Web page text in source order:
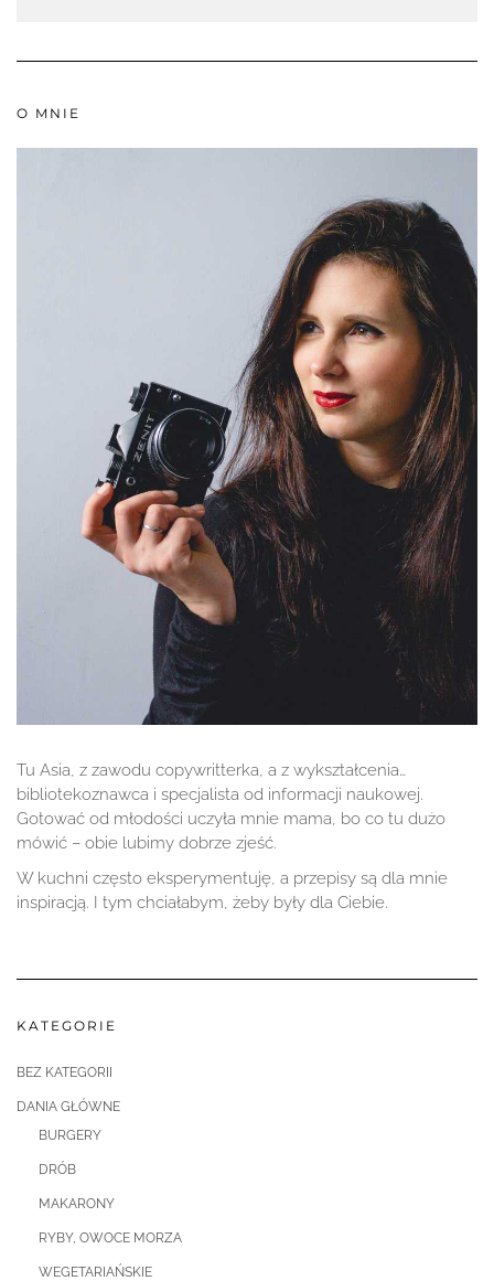
O MNIE
Tu Asia, z zawodu copywritterka, a z wykształcenia…
bibliotekoznawca i specjalista od informacji naukowej.
Gotować od młodości uczyła mnie mama, bo co tu dużo
mówić – obie lubimy dobrze zjeść.
W kuchni często eksperymentuję, a przepisy są dla mnie
inspiracją. I tym chciałabym, żeby były dla Ciebie.
KATEGORIE
BEZ KATEGORII
DANIA GŁÓWNE
BURGERY
DRÓB
MAKARONY
RYBY, OWOCE MORZA
WEGETARIAŃSKIE